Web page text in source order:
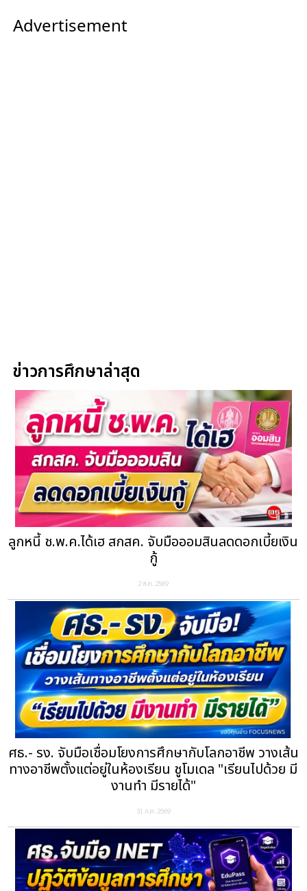
Advertisement
ข่าวการศึกษาล่าสุด
ลูกหนี้ ช.พ.ค.ได้เฮ สกสค. จับมือออมสินลดดอกเบี้ยเงิน
กู้
2 ส.ค. 2569
ศธ.- รง. จับมือเชื่อมโยงการศึกษากับโลกอาชีพ วางเส้น
ทางอาชีพตั้งแต่อยู่ในห้องเรียน ชูโมเดล "เรียนไปด้วย มี
งานทำ มีรายได้"
31 ก.ค. 2569